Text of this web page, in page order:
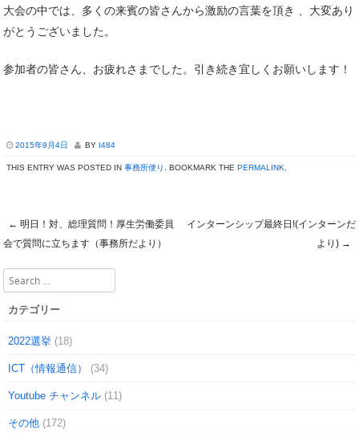
大会の中では、多くの来賓の皆さんから激励の言葉を頂き 、大変あり
がとうございました。
参加者の皆さん、お疲れさまでした。引き続き宜しくお願いします！
2015年9月4日 BY I484
THIS ENTRY WAS POSTED IN 事務所便り . BOOKMARK THE PERMALINK
Post navigation
← 明日！対、総理質問！厚生労働委員
会で質問に立ちます（事務所だより）
インターンシップ最終日!(インターンだ
より) →
Search
カテゴリー
2022選挙 (18)
ICT（情報通信） (34)
Youtube チャンネル (11)
その他 (172)